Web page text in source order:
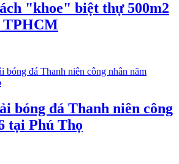
"khoe" biệt thự 500m2
TPHCM
bóng đá Thanh niên công
tại Phú Thọ